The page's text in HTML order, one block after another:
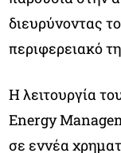
διευρύνοντας
περιφερειακό
Η λειτουργία
Energy
σε εννέα